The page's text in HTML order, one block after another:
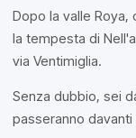
Dopo la valle
la tempesta di
via Ventimiglia.
Senza dubbio, sei
passeranno